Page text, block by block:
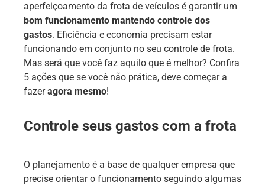
aperfeiçoamento da frota de veículos é garantir um
bom funcionamento mantendo controle dos
gastos. Eficiência e economia precisam estar
funcionando em conjunto no seu controle de frota.
Mas será que você faz aquilo que é melhor? Confira
5 ações que se você não prática, deve começar a
fazeragora mesmo!
Controle seus gastos com a frota
O planejamento é a base de qualquer empresa que
precise orientar o funcionamento seguindo algumas